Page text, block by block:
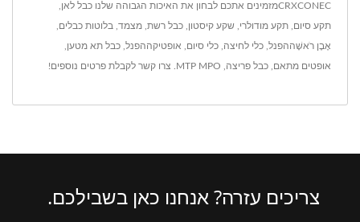
CRXCONECמזמינים אתכם לבחון את האיכות הגבוהה שלנו כבל לאן
תקע סיום תקע מודולרי שקע קיסטון כבל רשת מצמד בלוטות כבלים
אֶבֶן רֹאשָׁההפנל כלי לחיצה כלי סיום אופטיקההפנל כבל תא מטען
אופטים מתאם כבל פריצה MTP MPO צרו קשר לקבלת פרטים נוספים!
צריכים עזרה? אנחנו כאן בשבילכם.